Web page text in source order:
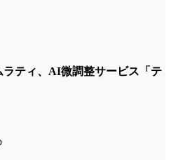
ティ、AI微調整サービス「テ